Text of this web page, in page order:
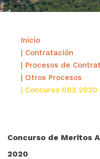
Inicio
| Contratación
| Procesos de
| Otros Procesos
| Concurso 003 2020
Concurso de Meritos
2020